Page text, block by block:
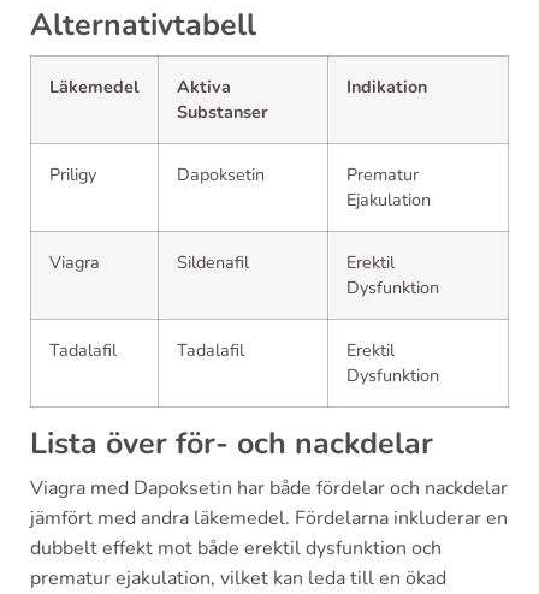
Alternativtabell
Läkemedel
Aktiva
Substanser
Indikation
Priligy Dapoksetin
Prematur
Ejakulation
Viagra Sildenafil
Erektil
Dysfunktion
Tadalafil Tadalafil
Erektil
Dysfunktion
Lista över för- och nackdelar
Viagra med Dapoksetin har både fördelar och nackdelar
jämfört med andra läkemedel. Fördelarna inkluderar en
dubbelt effekt mot både erektil dysfunktion och
prematur ejakulation, vilket kan leda till en ökad